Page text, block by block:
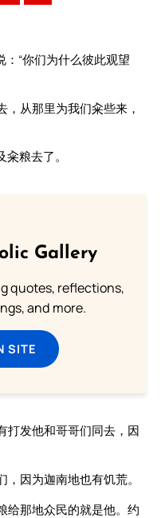
“你们为什么彼此观望
从那里为我们籴些来，
粮去了。
Gallery
quotes, reflections,
and more.
SITE
打发他和哥哥们同去，因
因为迦南地也有饥荒。
给那地众民的就是他。约